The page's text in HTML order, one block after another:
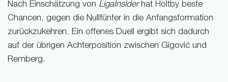
Nach Einschätzung von LigaInsiderhat Holtby beste
Chancen, gegen die Nullfünfer in die Anfangsformation
zurückzukehren. Ein offenes Duell ergibt sich dadurch
auf der übrigen Achterposition zwischen Gigović und
Remberg.